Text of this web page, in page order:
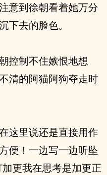
意到徐朝看着她万分
下去的脸色。
控制不住嫉恨地想
清的阿猫阿狗夺走时
这里说还是直接用作
便！一边写一边听坠
更我在思考是加更正